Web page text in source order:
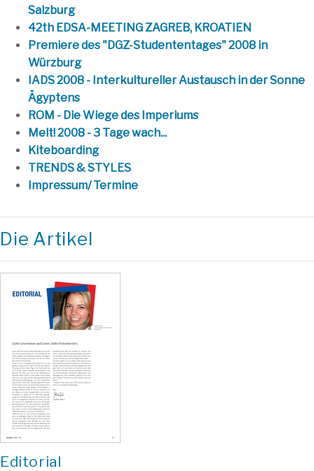
Salzburg
42th EDSA-MEETING ZAGREB, KROATIEN
Premiere des "DGZ-Studententages" 2008 in
Würzburg
IADS 2008 - Interkultureller Austausch in der Sonne
Ägyptens
ROM - Die Wiege des Imperiums
Melt! 2008 - 3 Tage wach...
Kiteboarding
TRENDS & STYLES
Impressum/ Termine
Die Artikel
Editorial